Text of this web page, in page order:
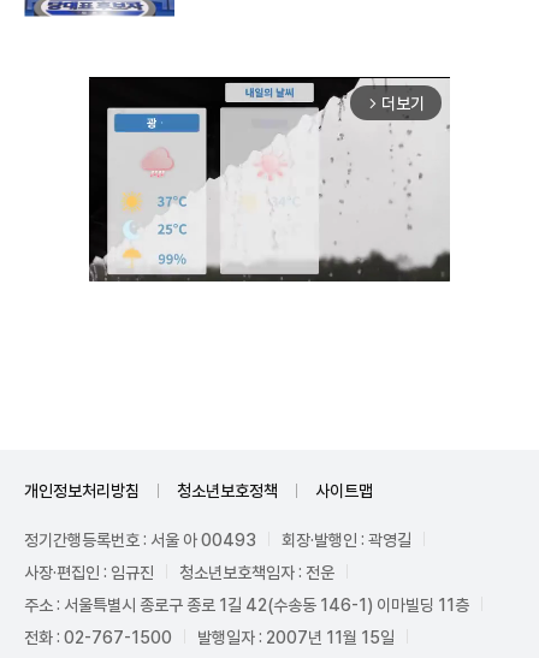
arrow_forward_ios 더보기
개인정보처리방침 청소년보호정책 사이트맵
정기간행등록번호 : 서울 아 00493
회장·발행인 : 곽영길
사장·편집인 : 임규진
청소년보호책임자 : 전운
주소 : 서울특별시 종로구 종로 1길 42(수송동 146-1) 이마빌딩 11층
전화 : 02-767-1500
발행일자 : 2007년 11월 15일